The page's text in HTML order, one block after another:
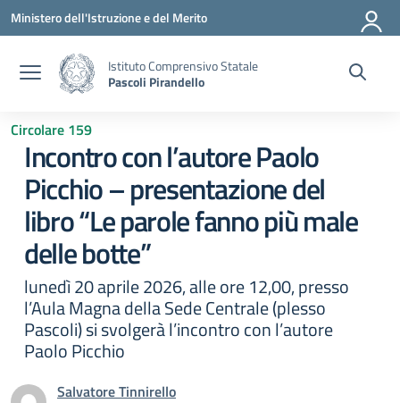
Vai ai contenuti
Vai al menu di navigazione
Vai al footer
Ministero dell'Istruzione e del Merito
Istituto Comprensivo Statale
Pascoli Pirandello
Circolare 159
Incontro con l’autore Paolo
Picchio – presentazione del
libro “Le parole fanno più male
delle botte”
lunedì 20 aprile 2026, alle ore 12,00, presso
l’Aula Magna della Sede Centrale (plesso
Pascoli) si svolgerà l’incontro con l’autore
Paolo Picchio
Salvatore Tinnirello